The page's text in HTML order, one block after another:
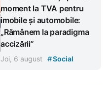
moment la TVA pentru
imobile și automobile:
„Rămânem la paradigma
accizării”
Joi, 6 august #Social